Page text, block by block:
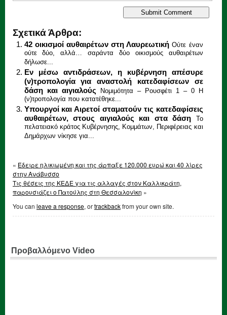
Σχετικά Άρθρα:
42 οικισμοί αυθαιρέτων στη Λαυρεωτική Ούτε έναν
ούτε δύο, αλλά… σαράντα δύο οικισμούς αυθαιρέτων
δήλωσε...
Εν μέσω αντιδράσεων, η κυβέρνηση απέσυρε
(ν)τροπολογία για αναστολή κατεδαφίσεων σε
δάση και αιγιαλούς
Νομιμότητα – Ρουσφέτι 1 – 0 Η
(ν)τροπολογία που κατατέθηκε...
Υπουργοί και Αιρετοί σταματούν τις κατεδαφίσεις
αυθαιρέτων, στους αιγιαλούς και στα δάση
Το
πελατειακό κράτος Κυβέρνησης, Κομμάτων, Περιφέρειας και
Δημάρχων νίκησε για...
« Έδειρε ηλικιωμένη και της άρπαξε 120.000 ευρώ και 40 λίρες
στην Ανάβυσσο
Τις θέσεις της ΚΕΔΕ για τις αλλαγές στον Καλλικράτη,
παρουσιάζει ο Πατούλης στη Θεσσαλονίκη »
You can leave a response, ortrackbackfrom your own site.
Προβαλλόμενο Video